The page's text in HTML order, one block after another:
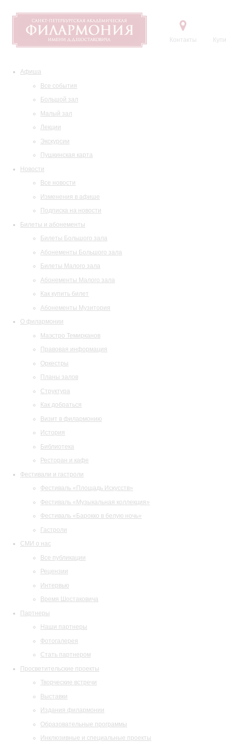
Контакты
Афиша
Все события
Большой зал
Малый зал
Лекции
Экскурсии
Пушкинская карта
Новости
Все новости
Изменения в афише
Подписка на новости
Билеты и абонементы
Билеты Большого зала
Абонементы Большого зала
Билеты Малого зала
Абонементы Малого зала
Как купить билет
Абонементы Музитория
О филармонии
Маэстро Темирканов
Правовая информация
Оркестры
Планы залов
Структура
Как добраться
Визит в филармонию
История
Библиотека
Ресторан и кафе
Фестивали и гастроли
Фестиваль «Площадь Искусств»
Фестиваль «Музыкальная коллекция»
Фестиваль «Барокко в белую ночь»
Гастроли
СМИ о нас
Все публикации
Рецензии
Интервью
Время Шостаковича
Партнеры
Наши партнеры
Фотогалерея
Стать партнером
Просветительские проекты
Творческие встречи
Выставки
Издания филармонии
Образовательные программы
Инклюзивные и специальные проекты